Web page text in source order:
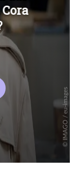
Überspringen